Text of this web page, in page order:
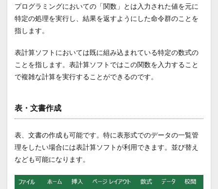
プログラミングにおいての「関数」とは入力された値を元に
特定の処理を実行し、結果を返すようにした命令群のことを
指します。
表計算ソフトにおいては既に組み込まれている特定の数式の
ことを指します。表計算ソフトではこの関数を入力すること
で複雑な計算を実行することができるのです。
表・文書作成
表、文書の作成も可能です。特に表形式でのデータの一覧管
理をしたい場合には表計算ソフトが利用できます。並び替え
なども可能になります。